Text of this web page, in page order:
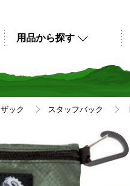
用品から探す
ザック スタッフバック